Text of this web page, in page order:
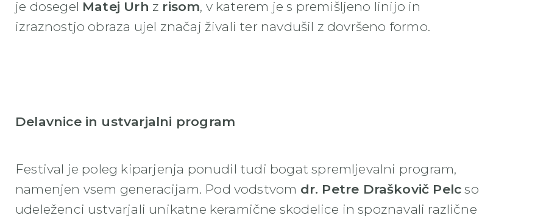
je dosegel Matej Urh z risom, v katerem je s premišljeno linijo in
izraznostjo obraza ujel značaj živali ter navdušil z dovršeno formo.
Delavnice in ustvarjalni program
Festival je poleg kiparjenja ponudil tudi bogat spremljevalni program,
namenjen vsem generacijam. Pod vodstvom dr. Petre Draškovič Pelc so
udeleženci ustvarjali unikatne keramične skodelice in spoznavali različne